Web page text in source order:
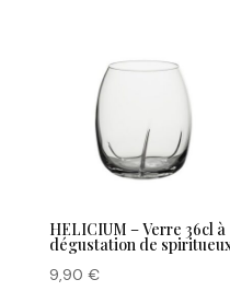
HELICIUM – Verre 36cl à
dégustation de
9,90 €